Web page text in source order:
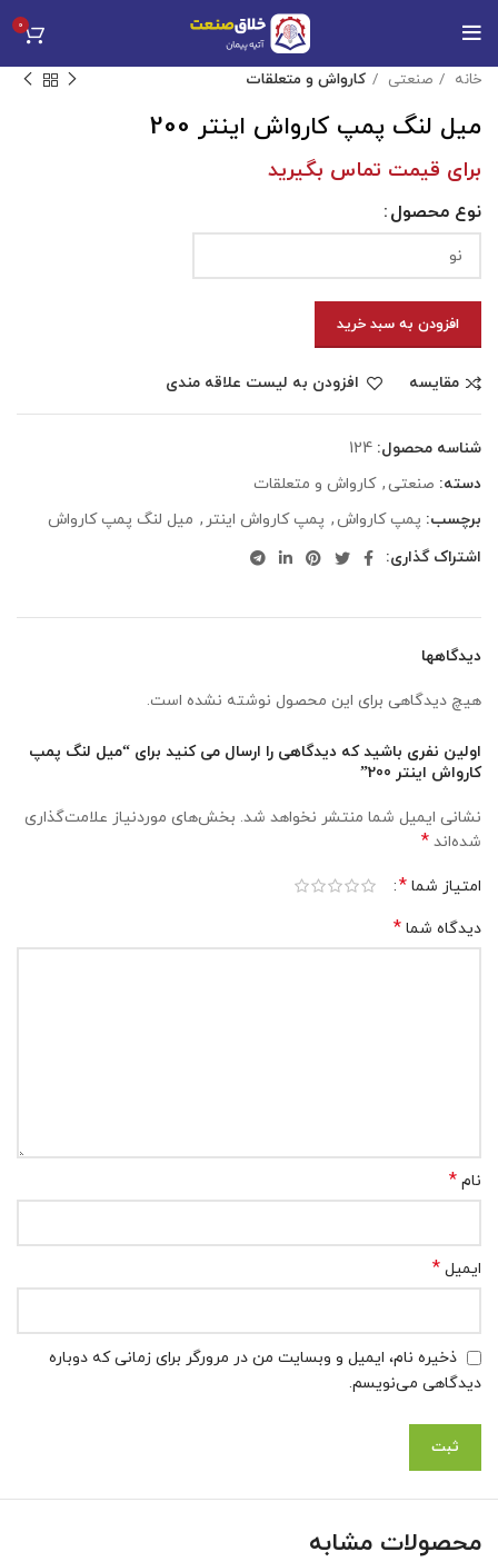
0
خانه صنعتی کارواش و متعلقات
میل لنگ پمپ کارواش اینتر 200
برای قیمت تماس بگیرید
نوع محصول
افزودن به سبد خرید
مقایسه افزودن به لیست علاقه مندی
شناسه محصول: 124
دسته: صنعتی, کارواش و متعلقات
برچسب: پمپ کارواش, پمپ کارواش اینتر , میل لنگ پمپ کارواش
اشتراک گذاری:
دیدگاهها
هیچ دیدگاهی برای این محصول نوشته نشده است.
اولین نفری باشید که دیدگاهی را ارسال می کنید برای “میل لنگ پمپ
کارواش اینتر 200”
نشانی ایمیل شما منتشر نخواهد شد. بخش‌های موردنیاز علامت‌گذاری
شده‌اند *
امتیاز شما *
دیدگاه شما *
نام *
ایمیل *
ذخیره نام، ایمیل و وبسایت من در مرورگر برای زمانی که دوباره
دیدگاهی می‌نویسم.
محصولات مشابه